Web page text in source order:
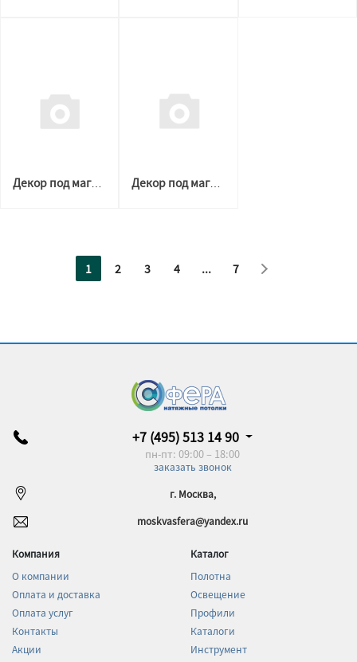
Декор под магнитную решетку БЕЛАЯ D 100-200 №1 (Welton) Декор под магнитную решетку БЕЛАЯ D 60-204 №3 (Welton)
1 2 3 4 ... 7
+7 (495) 513 14 90
пн-пт: 09:00 – 18:00
заказать звонок
г. Москва,
moskvasfera@yandex.ru
Компания
О компании
Оплата и доставка
Оплата услуг
Контакты
Акции
Каталог
Полотна
Освещение
Профили
Каталоги
Инструмент